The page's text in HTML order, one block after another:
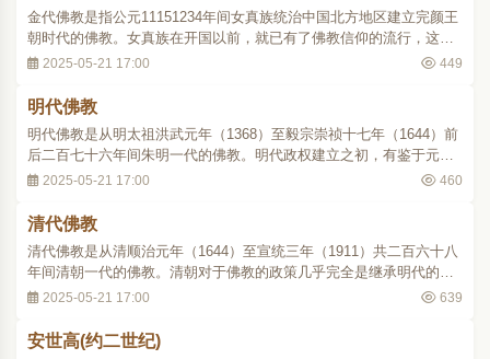
金代佛教是指公元11151234年间女真族统治中国北方地区建立完颜王
朝时代的佛教。女真族在开国以前，就已有了佛教信仰的流行，这是
从它邻境奉行佛教的高丽、渤海等国传入的。迨建国后，它以武力灭
（今河南开封市），攻略黄河流域以至淮水以北..
2025-05-21 17:00 449
明代佛教
明代佛教是从明太祖洪武元年（1368）至毅宗崇祯十七年（1644）前
后二百七十六年间朱明一代的佛教。明代政权建立之初，有鉴于元代
崇奉喇嘛教的流弊，转而支持汉地传统的佛教各宗派，因此喇嘛教在
出身于僧侣，对于佛教有意加以整顿。洪武元..
2025-05-21 17:00 460
清代佛教
清代佛教是从清顺治元年（1644）至宣统三年（1911）共二百六十八
年间清朝一代的佛教。清朝对于佛教的政策几乎完全是继承明代的。
首先在管理方面仿照明代僧官制度，在京设立僧录司，所有僧官都经
部受职。所有僧官的职别名称，都和明代无异..
2025-05-21 17:00 639
安世高(约二世纪)